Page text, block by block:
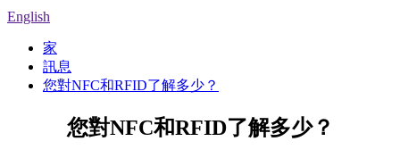
English
家
訊息
您對NFC和RFID了解多少？
您對NFC和RFID了解多少？